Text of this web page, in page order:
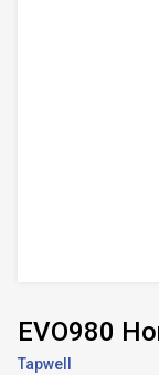
EVO980
Tapwell